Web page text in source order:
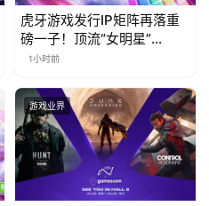
虎牙游戏发行IP矩阵再落重
磅一子！顶流“女明星”
ZANMANG LOOPY 正版3D
曝光
1小时前
游戏业界